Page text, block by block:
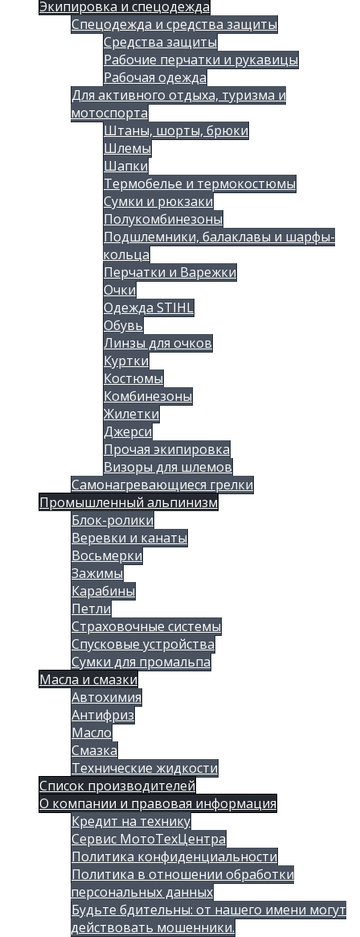
Экипировка и спецодежда
Спецодежда и средства защиты
Средства защиты
Рабочие перчатки и рукавицы
Рабочая одежда
Для активного отдыха, туризма и
мотоспорта
Штаны, шорты, брюки
Шлемы
Шапки
Термобелье и термокостюмы
Сумки и рюкзаки
Полукомбинезоны
Подшлемники, балаклавы и шарфы-
кольца
Перчатки и Варежки
Очки
Одежда STIHL
Обувь
Линзы для очков
Куртки
Костюмы
Комбинезоны
Жилетки
Джерси
Прочая экипировка
Визоры для шлемов
Самонагревающиеся грелки
Промышленный альпинизм
Блок-ролики
Веревки и канаты
Восьмерки
Зажимы
Карабины
Петли
Страховочные системы
Спусковые устройства
Сумки для промальпа
Масла и смазки
Автохимия
Антифриз
Масло
Смазка
Технические жидкости
Список производителей
О компании и правовая информация
Кредит на технику
Сервис МотоТехЦентра
Политика конфиденциальности
Политика в отношении обработки
персональных данных
Будьте бдительны: от нашего имени могут
действовать мошенники.